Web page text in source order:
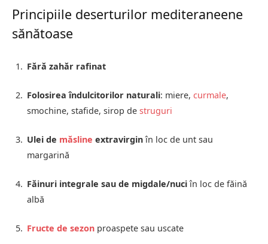
Principiile deserturilor mediteraneene
sănătoase
Fără zahăr rafinat
Folosirea îndulcitorilor naturali: miere, curmale,
smochine, stafide, sirop de struguri
Ulei de măsline extravirginîn loc de unt sau
margarină
Făinuri integrale sau de migdale/nuciîn loc de făină
albă
Fructe de sezon proaspete sau uscate